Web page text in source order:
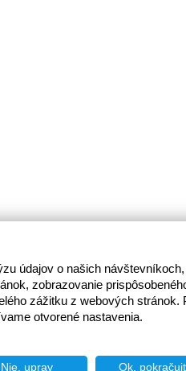
údajov o našich
zobrazovanie
zážitku z webových stránok.
otvorené nastavenia.
Nie, uprav Ok,